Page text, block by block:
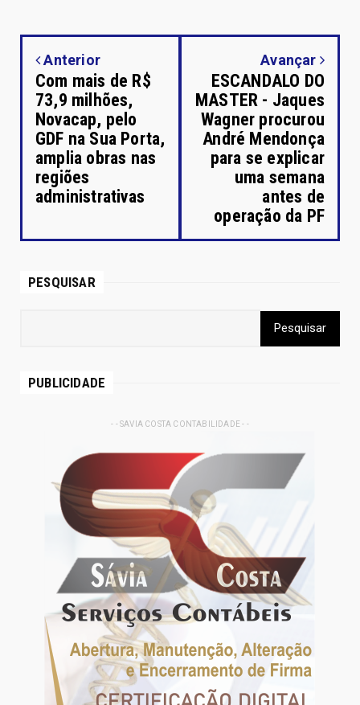
Anterior
Com mais de R$
73,9 milhões,
Novacap, pelo
GDF na Sua Porta,
amplia obras nas
regiões
administrativas
Avançar
ESCANDALO DO
MASTER - Jaques
Wagner procurou
André Mendonça
para se explicar
uma semana
antes de
operação da PF
PESQUISAR
PUBLICIDADE
- - SAVIA COSTA CONTABILIDADE - -